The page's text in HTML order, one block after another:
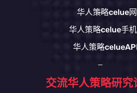
华人策略celue
华人策略celue手
华人策略
交流华人策略研究